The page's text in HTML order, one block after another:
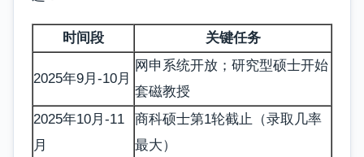
时间段 关键任务
2025年9月-10月
网申系统开放；研究型硕士开始
套磁教授
2025年10月-11
月
商科硕士第1轮截止（录取几率
最大）